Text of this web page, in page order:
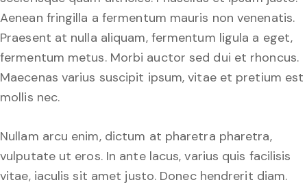
Aenean fringilla a fermentum mauris non venenatis.
Praesent at nulla aliquam, fermentum ligula a eget,
fermentum metus. Morbi auctor sed dui et rhoncus.
Maecenas varius suscipit ipsum, vitae et pretium est
mollis nec.
Nullam arcu enim, dictum at pharetra pharetra,
vulputate ut eros. In ante lacus, varius quis facilisis
vitae, iaculis sit amet justo. Donec hendrerit diam.